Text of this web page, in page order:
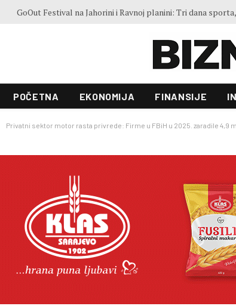
POČETNA EKONOMIJA FINANSIJE
Privatni sektor motor rasta privrede: Firme u FBiH u 2025. zaradile 4,9